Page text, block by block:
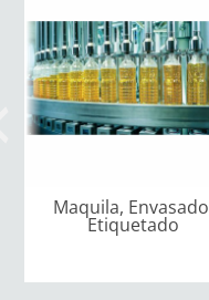
Maquila,
Etiquetado